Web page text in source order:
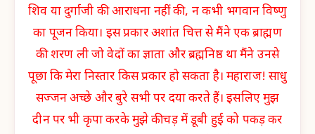
शिव या दुर्गाजी की आराधना नहीं की, न कभी भगवान विष्णु
का पूजन किया। इस प्रकार अशांत चित्त से मैंने एक ब्राह्मण
की शरण ली जो वेदों का ज्ञाता और ब्रह्मनिष्ठ था मैंने उनसे
पूछा कि मेरा निस्तार किस प्रकार हो सकता है। महाराज! साधु
सज्जन अच्छे और बुरे सभी पर दया करते हैं। इसलिए मुझ
दीन पर भी कृपा करके मुझे कीचड़ में डूबी हुई को पकड़ कर